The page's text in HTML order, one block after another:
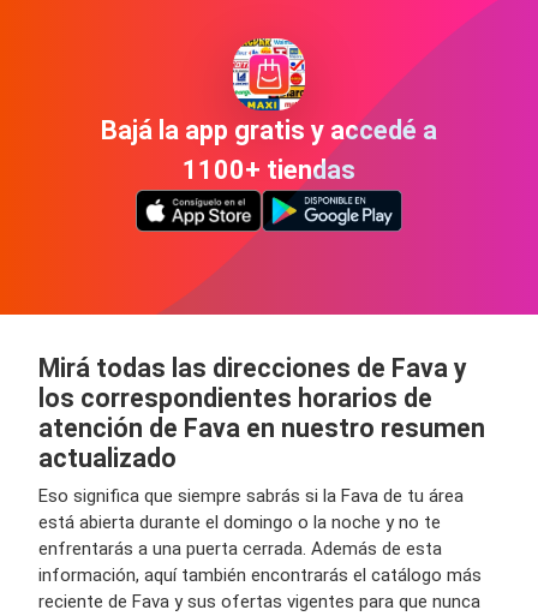
Bajá la app gratis y accedé a
1100+ tiendas
Mirá todas las direcciones de Fava y
los correspondientes horarios de
atención de Fava en nuestro resumen
actualizado
Eso significa que siempre sabrás si la Fava de tu área
está abierta durante el domingo o la noche y no te
enfrentarás a una puerta cerrada. Además de esta
información, aquí también encontrarás el catálogo más
reciente de Fava y sus ofertas vigentes para que nunca